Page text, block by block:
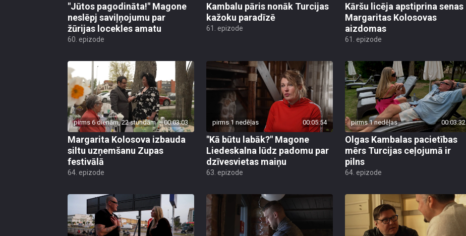
"Jūtos pagodināta!" Magone
neslēpj saviļņojumu par
žūrijas locekles amatu
60. epizode
Kambalu pāris nonāk Turcijas
kažoku paradīzē
61. epizode
Kāršu licēja apstiprina senas
Margaritas Kolosovas
aizdomas
61. epizode
pirms 6 dienām, 22 stundām 00:03:03
Margarita Kolosova izbauda
siltu uzņemšanu Zupas
festivālā
64. epizode
pirms 1 nedēļas 00:05:54
"Kā būtu labāk?" Magone
Liedeskalna lūdz padomu par
dzīvesvietas maiņu
63. epizode
pirms 1 nedēļas 00:03:32
Olgas Kambalas pacietības
mērs Turcijas ceļojumā ir
pilns
64. epizode